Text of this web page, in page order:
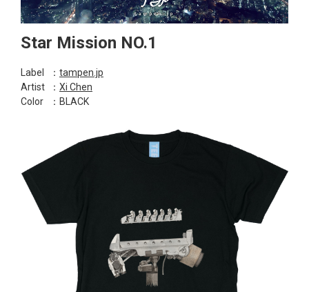
Star Mission NO.1
Label ： tampen.jp
Artist
： Xi Chen
Color
：BLACK